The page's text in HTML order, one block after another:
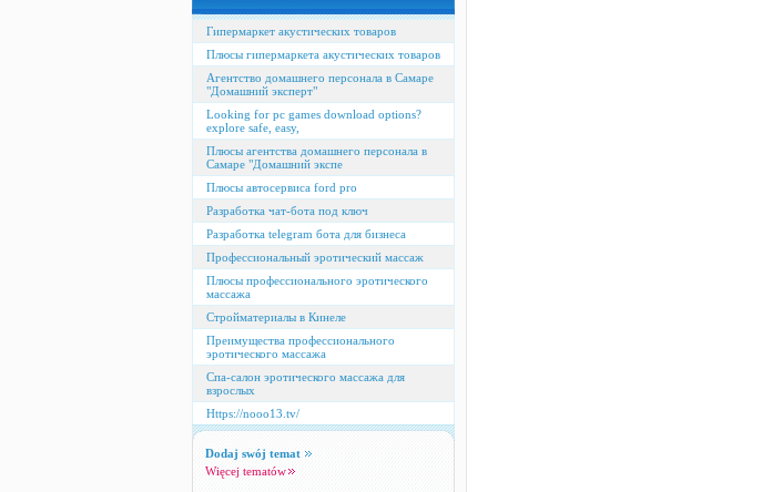
Гипермаркет акустических товаров
Плюсы гипермаркета акустических товаров
Агентство домашнего персонала в Самаре
"Домашний эксперт"
Looking for pc games download options?
explore safe, easy,
Плюсы агентства домашнего персонала в
Самаре "Домашний экспе
Плюсы автосервиса ford pro
Разработка чат-бота под ключ
Разработка telegram бота для бизнеса
Профессиональный эротический массаж
Плюсы профессионального эротического
массажа
Стройматериалы в Кинеле
Преимущества профессионального
эротического массажа
Спа-салон эротического массажа для
взрослых
Https://nooo13.tv/
Dodaj swój temat
Więcej tematów